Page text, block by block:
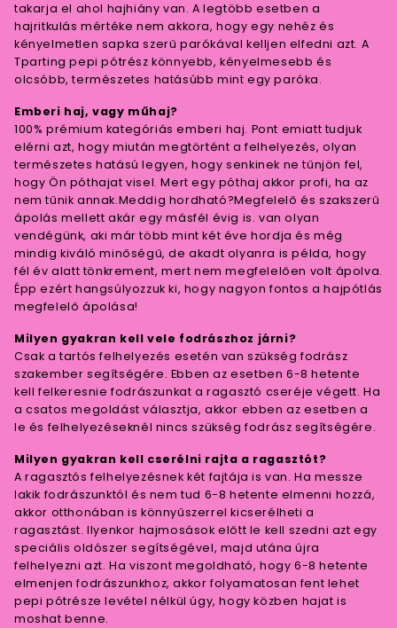
takarja el ahol hajhiány van. A legtöbb esetben a
hajritkulás mértéke nem akkora, hogy egy nehéz és
kényelmetlen sapka szerű parókával kelljen elfedni azt. A
Tparting pepi pótrész könnyebb, kényelmesebb és
olcsóbb, természetes hatásúbb mint egy paróka.
Emberi haj, vagy műhaj?
100% prémium kategóriás emberi haj. Pont emiatt tudjuk
elérni azt, hogy miután megtörtént a felhelyezés, olyan
természetes hatású legyen, hogy senkinek ne tűnjön fel,
hogy Ön póthajat visel. Mert egy póthaj akkor profi, ha az
nem tűnik annak.Meddig hordható?Megfelelő és szakszerű
ápolás mellett akár egy másfél évig is. van olyan
vendégünk, aki már több mint két éve hordja és még
mindig kiváló minőségű, de akadt olyanra is példa, hogy
fél év alatt tönkrement, mert nem megfelelően volt ápolva.
Épp ezért hangsúlyozzuk ki, hogy nagyon fontos a hajpótlás
megfelelő ápolása!
Milyen gyakran kell vele fodrászhoz járni?
Csak a tartós felhelyezés esetén van szükség fodrász
szakember segítségére. Ebben az esetben 6-8 hetente
kell felkeresnie fodrászunkat a ragasztó cseréje végett. Ha
a csatos megoldást választja, akkor ebben az esetben a
le és felhelyezéseknél nincs szükség fodrász segítségére.
Milyen gyakran kell cserélni rajta a ragasztót?
A ragasztós felhelyezésnek két fajtája is van. Ha messze
lakik fodrászunktól és nem tud 6-8 hetente elmenni hozzá,
akkor otthonában is könnyűszerrel kicserélheti a
ragasztást. Ilyenkor hajmosások előtt le kell szedni azt egy
speciális oldószer segítségével, majd utána újra
felhelyezni azt. Ha viszont megoldható, hogy 6-8 hetente
elmenjen fodrászunkhoz, akkor folyamatosan fent lehet
pepi pótrésze levétel nélkül úgy, hogy közben hajat is
moshat benne.